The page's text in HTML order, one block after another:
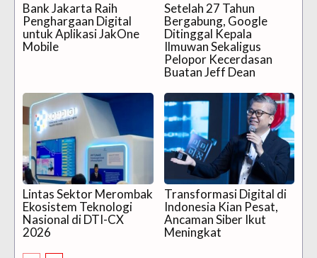
Bank Jakarta Raih
Penghargaan Digital
untuk Aplikasi JakOne
Mobile
Setelah 27 Tahun
Bergabung, Google
Ditinggal Kepala
Ilmuwan Sekaligus
Pelopor Kecerdasan
Buatan Jeff Dean
Lintas Sektor Merombak
Ekosistem Teknologi
Nasional di DTI-CX
2026
Transformasi Digital di
Indonesia Kian Pesat,
Ancaman Siber Ikut
Meningkat